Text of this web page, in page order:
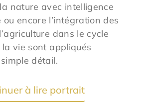
nature avec intelligence
encore l’intégration des
dans le cycle
vie sont appliqués
détail.
à lire portrait